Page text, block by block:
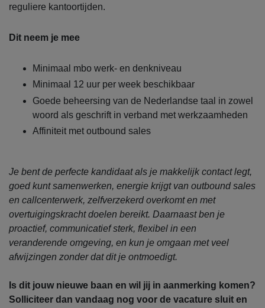
reguliere kantoortijden.
Dit neem je mee
Minimaal mbo werk- en denkniveau
Minimaal 12 uur per week beschikbaar
Goede beheersing van de Nederlandse taal in zowel
woord als geschrift in verband met werkzaamheden
Affiniteit met outbound sales
Je bent de perfecte kandidaat als je makkelijk contact legt,
goed kunt samenwerken, energie krijgt van outbound sales
en callcenterwerk, zelfverzekerd overkomt en met
overtuigingskracht doelen bereikt. Daarnaast ben je
proactief, communicatief sterk, flexibel in een
veranderende omgeving, en kun je omgaan met veel
afwijzingen zonder dat dit je ontmoedigt.
Is dit jouw nieuwe baan en wil jij in aanmerking komen?
Solliciteer dan vandaag nog voor de vacature sluit en